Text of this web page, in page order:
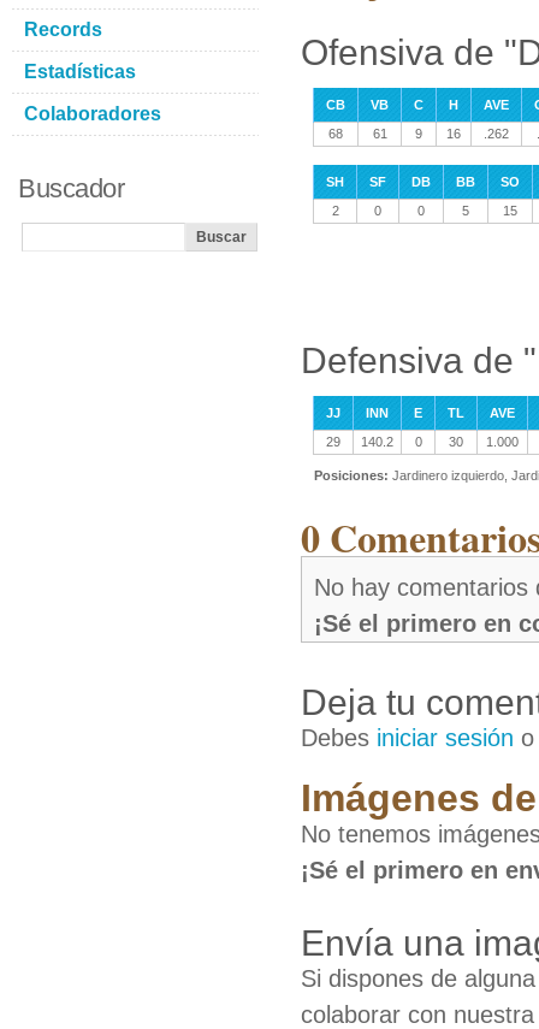
Ofensiva de
CB VB C H AVE
68
61 9 16 .262
SH SF DB BB
SO
2
0 0 5 15
Defensiva de
JJ INN E TL
AVE
29
140.2 0 30 1.000
Posiciones: Jardinero izquierdo,
0
No hay comentarios
¡Sé el primero en
Deja tu
Debes iniciar sesión
Imágenes
No tenemos
¡Sé el primero en
Envía una
Si dispones de
colaborar con
Records
Estadísticas
Colaboradores
Buscador